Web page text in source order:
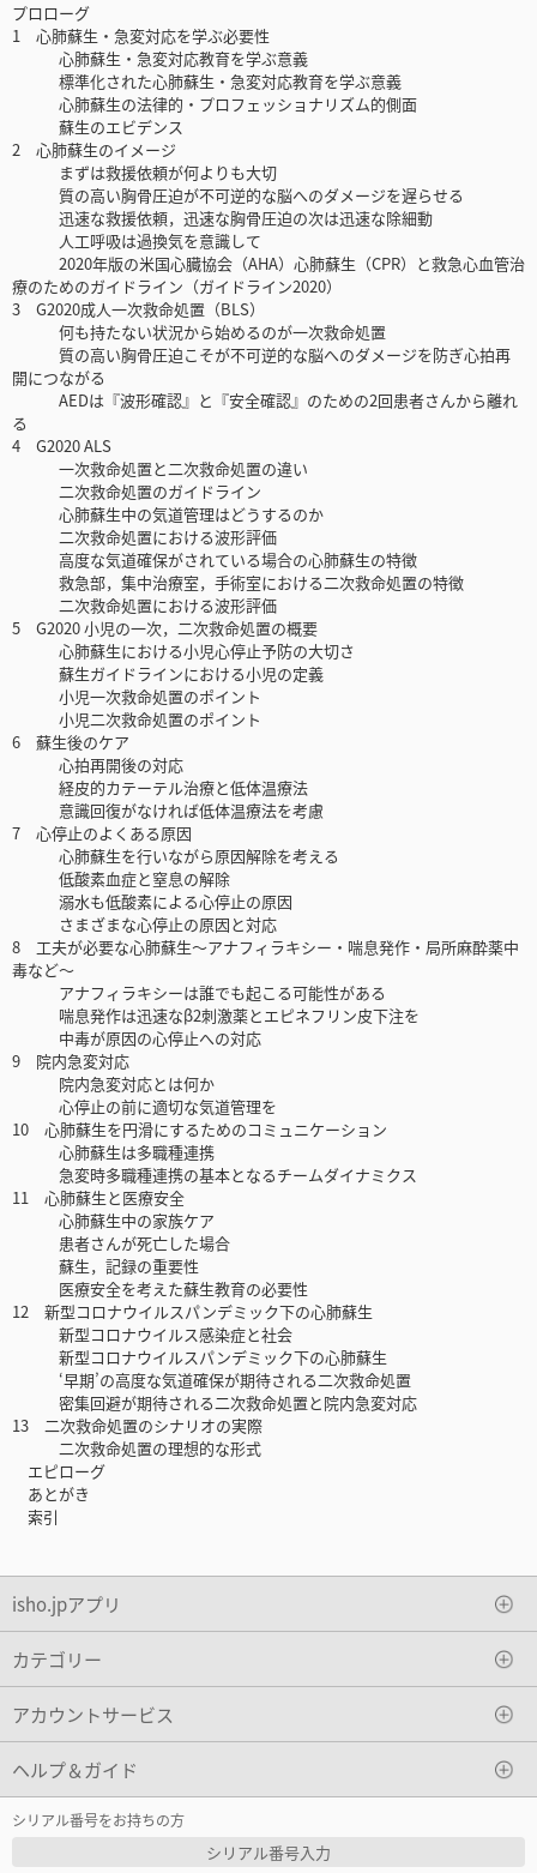
プロローグ
1 心肺蘇生・急変対応を学ぶ必要性
心肺蘇生・急変対応教育を学ぶ意義
標準化された心肺蘇生・急変対応教育を学ぶ意義
心肺蘇生の法律的・プロフェッショナリズム的側面
蘇生のエビデンス
2 心肺蘇生のイメージ
まずは救援依頼が何よりも大切
質の高い胸骨圧迫が不可逆的な脳へのダメージを遅らせる
迅速な救援依頼，迅速な胸骨圧迫の次は迅速な除細動
人工呼吸は過換気を意識して
2020年版の米国心臓協会（AHA）心肺蘇生（CPR）と救急心血管治
療のためのガイドライン（ガイドライン2020）
3 G2020成人一次救命処置（BLS）
何も持たない状況から始めるのが一次救命処置
質の高い胸骨圧迫こそが不可逆的な脳へのダメージを防ぎ心拍再
開につながる
AEDは『波形確認』と『安全確認』のための2回患者さんから離れ
る
4 G2020 ALS
一次救命処置と二次救命処置の違い
二次救命処置のガイドライン
心肺蘇生中の気道管理はどうするのか
二次救命処置における波形評価
高度な気道確保がされている場合の心肺蘇生の特徴
救急部，集中治療室，手術室における二次救命処置の特徴
二次救命処置における波形評価
5 G2020 小児の一次，二次救命処置の概要
心肺蘇生における小児心停止予防の大切さ
蘇生ガイドラインにおける小児の定義
小児一次救命処置のポイント
小児二次救命処置のポイント
6 蘇生後のケア
心拍再開後の対応
経皮的カテーテル治療と低体温療法
意識回復がなければ低体温療法を考慮
7 心停止のよくある原因
心肺蘇生を行いながら原因解除を考える
低酸素血症と窒息の解除
溺水も低酸素による心停止の原因
さまざまな心停止の原因と対応
8 工夫が必要な心肺蘇生～アナフィラキシー・喘息発作・局所麻酔薬中
毒など～
アナフィラキシーは誰でも起こる可能性がある
喘息発作は迅速なβ2刺激薬とエピネフリン皮下注を
中毒が原因の心停止への対応
9 院内急変対応
院内急変対応とは何か
心停止の前に適切な気道管理を
10 心肺蘇生を円滑にするためのコミュニケーション
心肺蘇生は多職種連携
急変時多職種連携の基本となるチームダイナミクス
11 心肺蘇生と医療安全
心肺蘇生中の家族ケア
患者さんが死亡した場合
蘇生，記録の重要性
医療安全を考えた蘇生教育の必要性
12 新型コロナウイルスパンデミック下の心肺蘇生
新型コロナウイルス感染症と社会
新型コロナウイルスパンデミック下の心肺蘇生
‘早期’の高度な気道確保が期待される二次救命処置
密集回避が期待される二次救命処置と院内急変対応
13 二次救命処置のシナリオの実際
二次救命処置の理想的な形式
エピローグ
あとがき
索引
isho.jpアプリ
カテゴリー
アカウントサービス
ヘルプ＆ガイド
シリアル番号をお持ちの方
シリアル番号入力